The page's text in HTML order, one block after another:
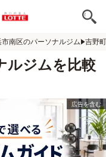
市南区のパーソナルジム 吉野
ルジムを比較